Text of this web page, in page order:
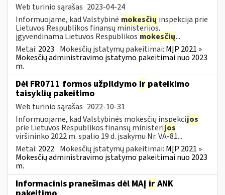
Web turinio sąrašas 2023-04-24
Informuojame, kad Valstybinė mokesčių inspekcija prie
Lietuvos Respublikos finansų ministerijos,
įgyvendinama Lietuvos Respublikos mokesčių...
Metai: 2023 Mokesčių įstatymų pakeitimai: MĮP 2021 »
Mokesčių administravimo įstatymo pakeitimai nuo 2023
m.
Dėl FR0711 formos užpildymo ir pateikimo
taisyklių pakeitimo
Web turinio sąrašas 2022-10-31
Informuojame, kad Valstybinės mokesčių inspekcijos
prie Lietuvos Respublikos finansų ministerijos
viršininko 2022 m. spalio 19 d. įsakymu Nr. VA-81...
Metai: 2022 Mokesčių įstatymų pakeitimai: MĮP 2021 »
Mokesčių administravimo įstatymo pakeitimai nuo 2023
m.
Informacinis pranešimas dėl MAĮ ir ANK